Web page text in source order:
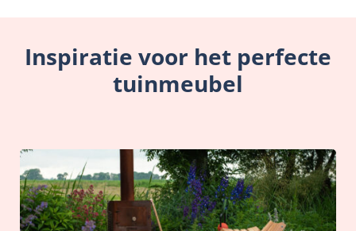
Inspiratie voor het perfecte
tuinmeubel